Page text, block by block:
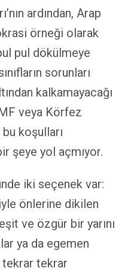
ardından, Arap
örneği olarak
pul dökülmeye
sorunları
kalkamayacağı
veya Körfez
koşulları
şeye yol açmıyor.
iki seçenek var:
önlerine dikilen
ve özgür bir yarını
ya da egemen
tekrar tekrar